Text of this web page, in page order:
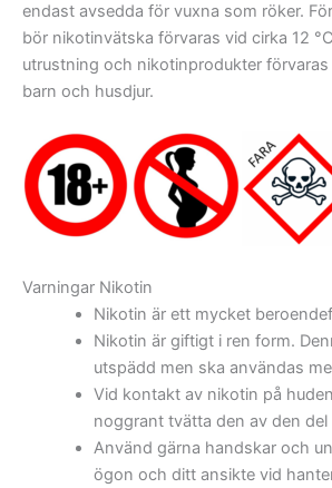
endast avsedda för vuxna som röker.
bör nikotinvätska förvaras vid cirka 12
utrustning och nikotinprodukter
barn och husdjur.
Varningar Nikotin
Nikotin är ett mycket
Nikotin är giftigt i ren form.
utspädd men ska användas
Vid kontakt av nikotin på
noggrant tvätta den av den
Använd gärna handskar och
ögon och ditt ansikte vid